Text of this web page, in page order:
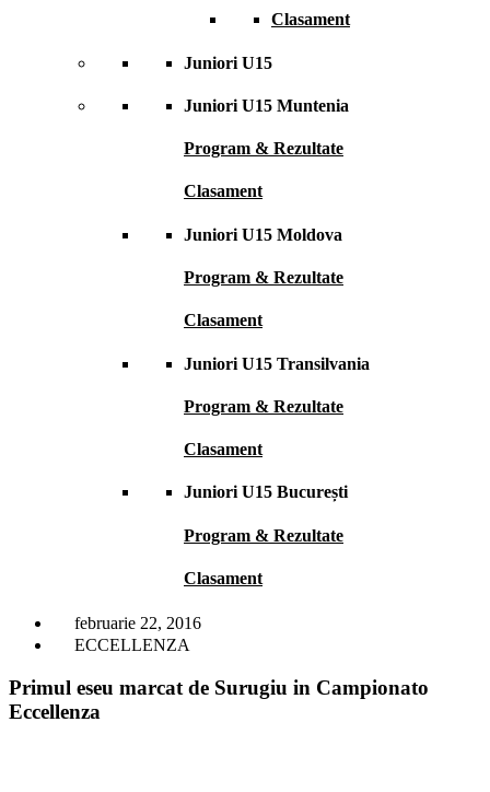
Clasament
Juniori U15
Juniori U15 Muntenia
Program & Rezultate
Clasament
Juniori U15 Moldova
Program & Rezultate
Clasament
Juniori U15 Transilvania
Program & Rezultate
Clasament
Juniori U15 București
Program & Rezultate
Clasament
februarie 22, 2016
ECCELLENZA
Primul eseu marcat de Surugiu in Campionato
Eccellenza